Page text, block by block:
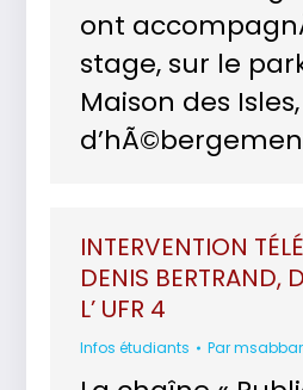
ont
stage, sur le
Maison des
INTERVENTION
DENIS BERTRAND,
L’ UFR 4
Infos étudiants Parmsabbar